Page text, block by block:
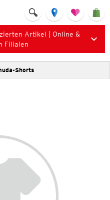
Artikel | Online &
Filialen
Shorts